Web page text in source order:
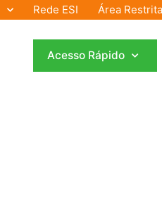
Rede ESI Área Restrita
Acesso Rápido